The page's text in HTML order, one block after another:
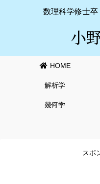
数理科学修士
小
HOME
解析学
幾何学
スポ